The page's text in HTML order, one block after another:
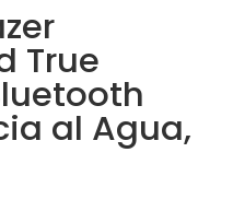
True
al Agua,